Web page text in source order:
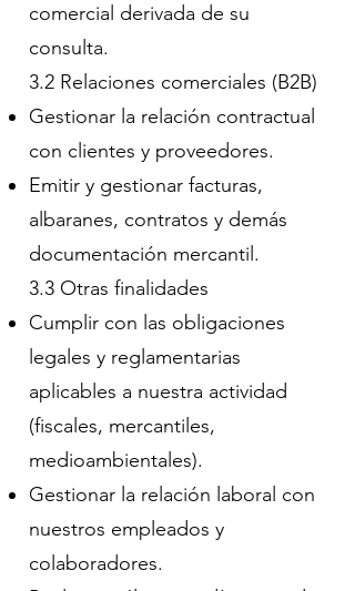
comercial derivada de su
consulta.
3.2 Relaciones comerciales (B2B)
Gestionar la relación contractual
con clientes y proveedores.
Emitir y gestionar facturas,
albaranes, contratos y demás
documentación mercantil.
3.3 Otras finalidades
Cumplir con las obligaciones
legales y reglamentarias
aplicables a nuestra actividad
(fiscales, mercantiles,
medioambientales).
Gestionar la relación laboral con
nuestros empleados y
colaboradores.